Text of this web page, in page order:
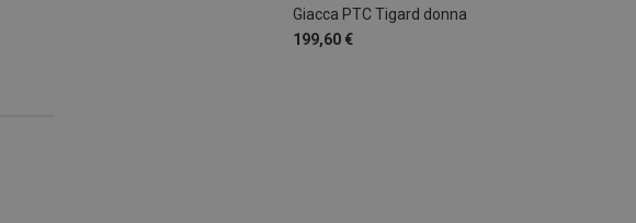
Giacca PTC Tigard donna
199,60 €